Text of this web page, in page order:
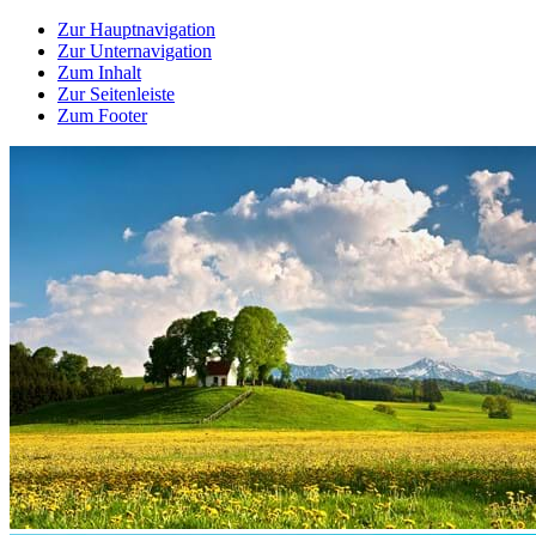
Zur Hauptnavigation
Zur Unternavigation
Zum Inhalt
Zur Seitenleiste
Zum Footer